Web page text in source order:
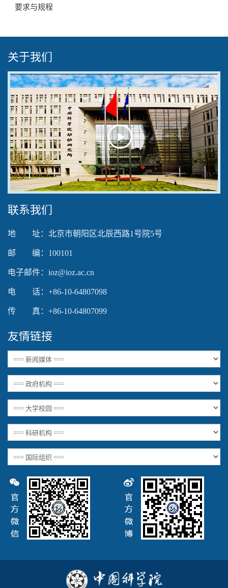
要求与规程
关于我们
Play
Video
联系我们
地 址：北京市朝阳区北辰西路1号院5号
邮 编：100101
电子邮件：ioz@ioz.ac.cn
电 话：+86-10-64807098
传 真：+86-10-64807099
友情链接